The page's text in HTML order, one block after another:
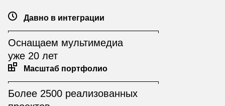
Давно в интеграции
Оснащаем мультимедиа
уже 20 лет
Масштаб портфолио
Более 2500 реализованных